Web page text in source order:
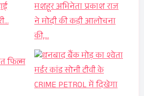
मशहूर अभिनेता प्रकाश राज
ने मोदी की कड़ी आलोचना
की,…
फिल्म